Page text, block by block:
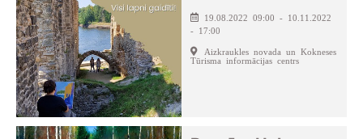
19.08.2022 09:00 - 10.11.2022
- 17:00
Aizkraukles novada un Kokneses
Tūrisma informācijas centrs